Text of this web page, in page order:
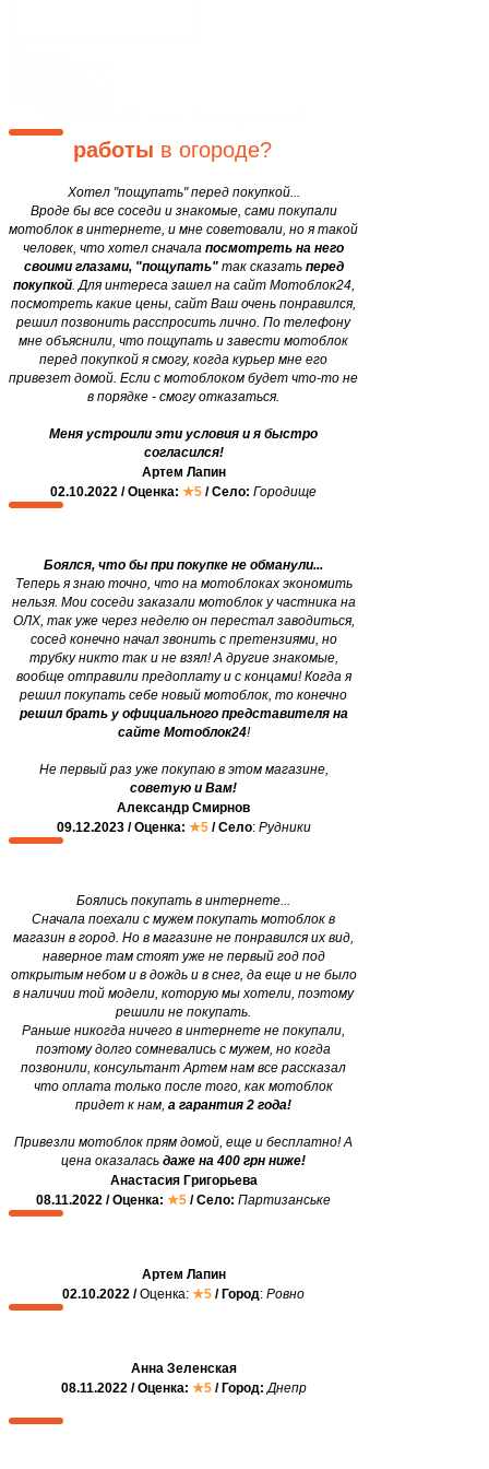
Хотел "пощупать" перед покупкой...
Вроде бы все соседи и знакомые, сами покупали
мотоблок в интернете, и мне советовали, но я такой
человек, что хотел сначала посмотреть на него
своими глазами, "пощупать"так сказать перед
покупкой. Для интереса зашел на сайт Мотоблок24,
посмотреть какие цены, сайт Ваш очень понравился,
решил позвонить расспросить лично. По телефону
мне объяснили, что пощупать и завести мотоблок
перед покупкой я смогу, когда курьер мне его
привезет домой. Если с мотоблоком будет что-то не
в порядке - смогу отказаться.
Меня устроили эти условия и я быстро
согласился!
Артем Лапин
02.10.2022 / Оценка: ★5 / Село: Городище
Боялся, что бы при покупке не обманули...
Теперь я знаю точно, что на мотоблоках экономить
нельзя. Мои соседи заказали мотоблок у частника на
ОЛХ, так уже через неделю он перестал заводиться,
сосед конечно начал звонить с претензиями, но
трубку никто так и не взял! А другие знакомые,
вообще отправили предоплату и с концами! Когда я
решил покупать себе новый мотоблок, то конечно
решил брать у официального представителя на
сайте Мотоблок24!
Не первый раз уже покупаю в этом магазине,
советую и Вам!
Александр Смирнов
09.12.2023 / Оценка: ★5 / Село: Рудники
Боялись покупать в интернете...
Сначала поехали с мужем покупать мотоблок в
магазин в город. Но в магазине не понравился их вид,
наверное там стоят уже не первый год под
открытым небом и в дождь и в снег, да еще и не было
в наличии той модели, которую мы хотели, поэтому
решили не покупать.
Раньше никогда ничего в интернете не покупали,
поэтому долго сомневались с мужем, но когда
позвонили, консультант Артем нам все рассказал
что оплата только после того, как мотоблок
придет к нам, а гарантия 2 года!
Привезли мотоблок прям домой, еще и бесплатно! А
цена оказалась даже на 400 грн ниже!
Анастасия Григорьева
08.11.2022 / Оценка: ★5 / Село: Партизанське
Артем Лапин
02.10.2022 /Оценка: ★5 / Город: Ровно
Анна Зеленская
08.11.2022 / Оценка: ★5 / Город: Днепр
работы в огороде?